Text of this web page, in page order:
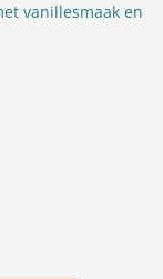
vanillesmaak en